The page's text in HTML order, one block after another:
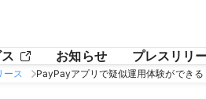
お知らせ プレスリリ
ース PayPayアプリで疑似運用体験ができ